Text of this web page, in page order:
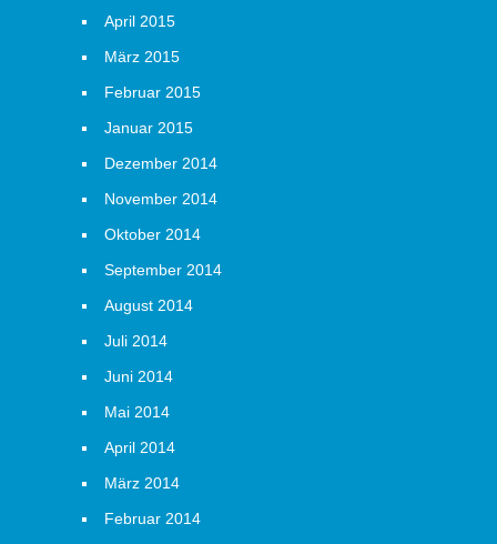
April 2015
März 2015
Februar 2015
Januar 2015
Dezember 2014
November 2014
Oktober 2014
September 2014
August 2014
Juli 2014
Juni 2014
Mai 2014
April 2014
März 2014
Februar 2014